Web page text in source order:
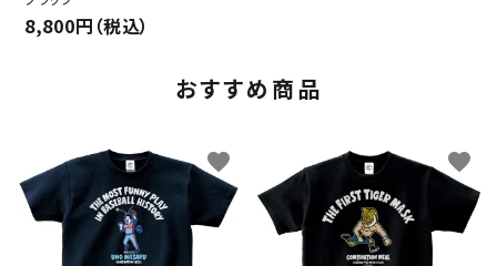
8,800円（税込）
おすすめ商品
favorite favorite